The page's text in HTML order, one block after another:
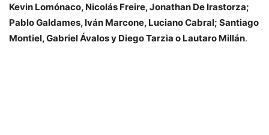
Kevin Lomónaco, Nicolás Freire, Jonathan De Irastorza;
Pablo Galdames, Iván Marcone, Luciano Cabral; Santiago
Montiel, Gabriel Ávalos y Diego Tarzia o Lautaro Millán.